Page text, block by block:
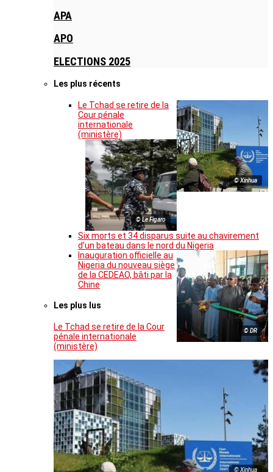
APA
APO
ELECTIONS 2025
Les plus récents
© Xinhua
Le Tchad se retire de la
Cour pénale
internationale
(ministère)
© Le Figaro
Six morts et 34 disparus suite au chavirement
d’un bateau dans le nord du Nigeria
© DR
Inauguration officielle au
Nigeria du nouveau siège
de la CEDEAO, bâti par la
Chine
Les plus lus
Le Tchad se retire de la Cour
pénale internationale
(ministère)
© Xinhua